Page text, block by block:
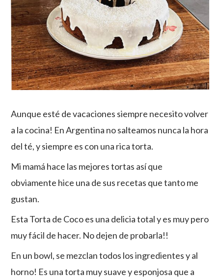
Aunque esté de vacaciones siempre necesito volver
a la cocina! En Argentina no salteamos nunca la hora
del té, y siempre es con una rica torta.
Mi mamá hace las mejores tortas así que
obviamente hice una de sus recetas que tanto me
gustan.
Esta Torta de Coco es una delicia total y es muy pero
muy fácil de hacer. No dejen de probarla!!
En un bowl, se mezclan todos los ingredientes y al
horno! Es una torta muy suave y esponjosa que a